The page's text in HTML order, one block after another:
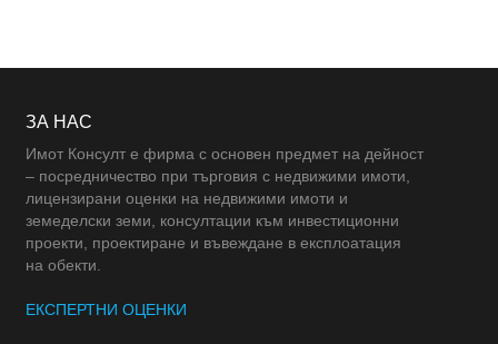
ЗА НАС
Имот Консулт е фирма с основен предмет на дейност
– посредничество при търговия с недвижими имоти,
лицензирани оценки на недвижими имоти и
земеделски земи, консултации към инвестиционни
проекти, проектиране и въвеждане в експлоатация
на обекти.
ЕКСПЕРТНИ ОЦЕНКИ